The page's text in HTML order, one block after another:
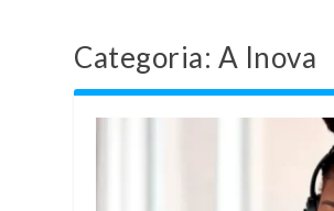
Categoria: A Inova